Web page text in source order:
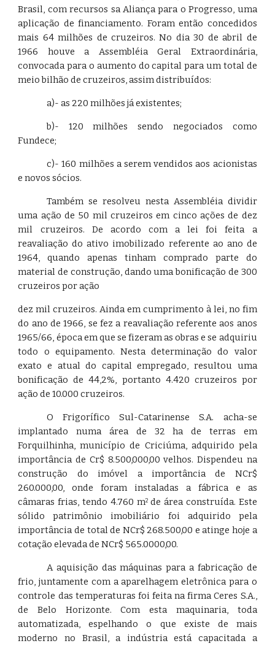
Brasil, com recursos sa Aliança para o Progresso, uma
aplicação de financiamento. Foram então concedidos
mais 64 milhões de cruzeiros. No dia 30 de abril de
1966 houve a Assembléia Geral Extraordinária,
convocada para o aumento do capital para um total de
meio bilhão de cruzeiros, assim distribuídos:
a)- as 220 milhões já existentes;
b)- 120 milhões sendo negociados como
Fundece;
c)- 160 milhões a serem vendidos aos acionistas
e novos sócios.
Também se resolveu nesta Assembléia dividir
uma ação de 50 mil cruzeiros em cinco ações de dez
mil cruzeiros. De acordo com a lei foi feita a
reavaliação do ativo imobilizado referente ao ano de
1964, quando apenas tinham comprado parte do
material de construção, dando uma bonificação de 300
cruzeiros por ação
dez mil cruzeiros. Ainda em cumprimento à lei, no fim
do ano de 1966, se fez a reavaliação referente aos anos
1965/66, época em que se fizeram as obras e se adquiriu
todo o equipamento. Nesta determinação do valor
exato e atual do capital empregado, resultou uma
bonificação de 44,2%, portanto 4.420 cruzeiros por
ação de 10.000 cruzeiros.
O Frigorífico Sul-Catarinense S.A. acha-se
implantado numa área de 32 ha de terras em
Forquilhinha, município de Criciúma, adquirido pela
importância de Cr$ 8.500,000,00 velhos. Dispendeu na
construção do imóvel a importância de NCr$
260.000,00, onde foram instaladas a fábrica e as
câmaras frias, tendo 4.760 m2de área construída. Este
sólido patrimônio imobiliário foi adquirido pela
importância de total de NCr$ 268.500,00 e atinge hoje a
cotação elevada de NCr$ 565.0000,00.
A aquisição das máquinas para a fabricação de
frio, juntamente com a aparelhagem eletrônica para o
controle das temperaturas foi feita na firma Ceres S.A.,
de Belo Horizonte. Com esta maquinaria, toda
automatizada, espelhando o que existe de mais
moderno no Brasil, a indústria está capacitada a